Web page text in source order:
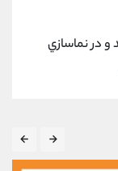
و در نماسازي